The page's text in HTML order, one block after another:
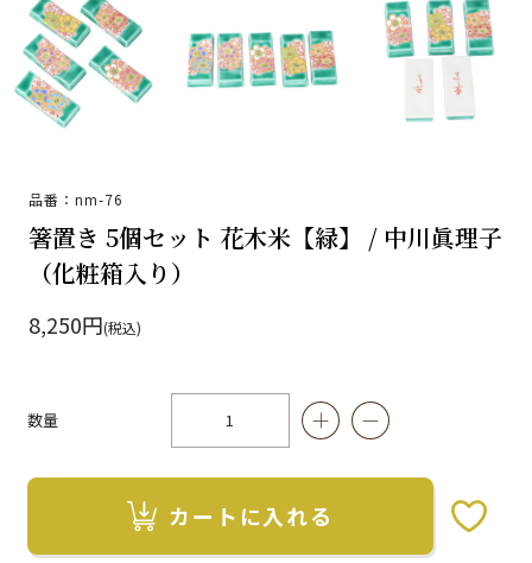
品番：nm-76
箸置き 5個セット 花木米【緑】 / 中川眞理子
（化粧箱入り）
8,250円(税込)
数量
カートに入れる